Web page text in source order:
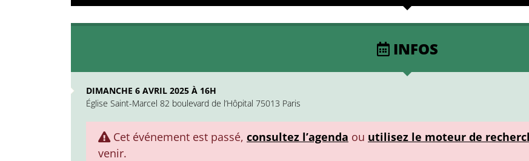
INFOS
DIMANCHE 6 AVRIL 2025 À 16H
Église Saint-Marcel 82 boulevard de l’Hôpital 75013 Paris
Cet événement est passé, consultez l’agenda ou utilisez le moteur de
venir.